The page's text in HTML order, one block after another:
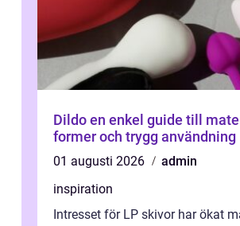
Dildo en enkel guide till material,
former och trygg användning
01 augusti 2026
admin
inspiration
Intresset för LP skivor har ökat